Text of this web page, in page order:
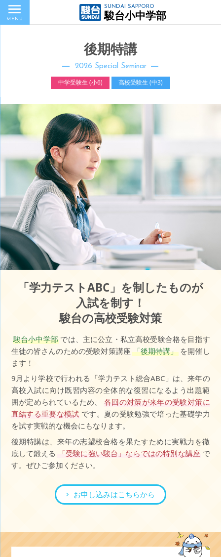
後期特講
2026 Special Seminar
中学受験生 (小6) 高校受験生 (中3)
「学力テストABC」を制したものが
入試を制す！
駿台の高校受験対策
駿台小中学部 では、主に公立・私立高校受験合格を目指す
生徒の皆さんのための受験対策講座 「後期特講」 を開催し
ます！
9月より学校で行われる「学力テスト総合ABC」は、来年の
高校入試に向け既習内容の全体的な復習になるよう出題範
囲が定められているため、
各回の対策が来年の受験対策に
直結する重要な模試 です。夏の受験勉強で培った基礎学力
を試す実戦的な機会にもなります。
後期特講は、来年の志望校合格を果たすために実戦力を徹
底して鍛える
「受験に強い駿台」ならではの特別な講座 で
す。ぜひご参加ください。
お申し込みはこちらから
SUNDAI SAPPORO
駿台小中学部
MENU